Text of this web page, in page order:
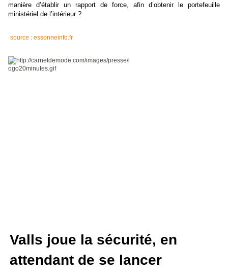
manière d’établir un rapport de force, afin d’obtenir le portefeuille
ministériel de l’intérieur ?
source : essonneinfo.fr
Valls joue la sécurité, en
attendant de se lancer